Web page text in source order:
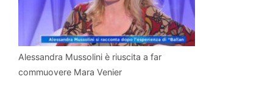
Alessandra Mussolini è riuscita a far
commuovere Mara Venier